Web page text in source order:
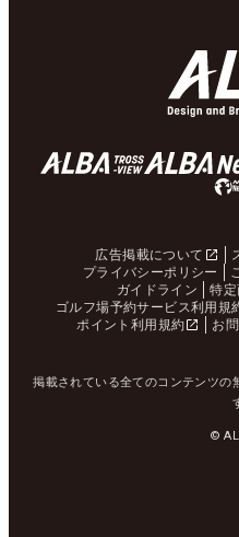
広告掲載について
プライバシーポリシー
ガイドライン
特
ゴルフ場予約サービス利用規
ポイント利用規約
お
掲載されている全てのコンテンツの
©